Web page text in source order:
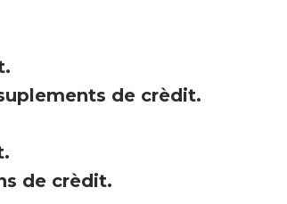
de crèdit.
de crèdit.